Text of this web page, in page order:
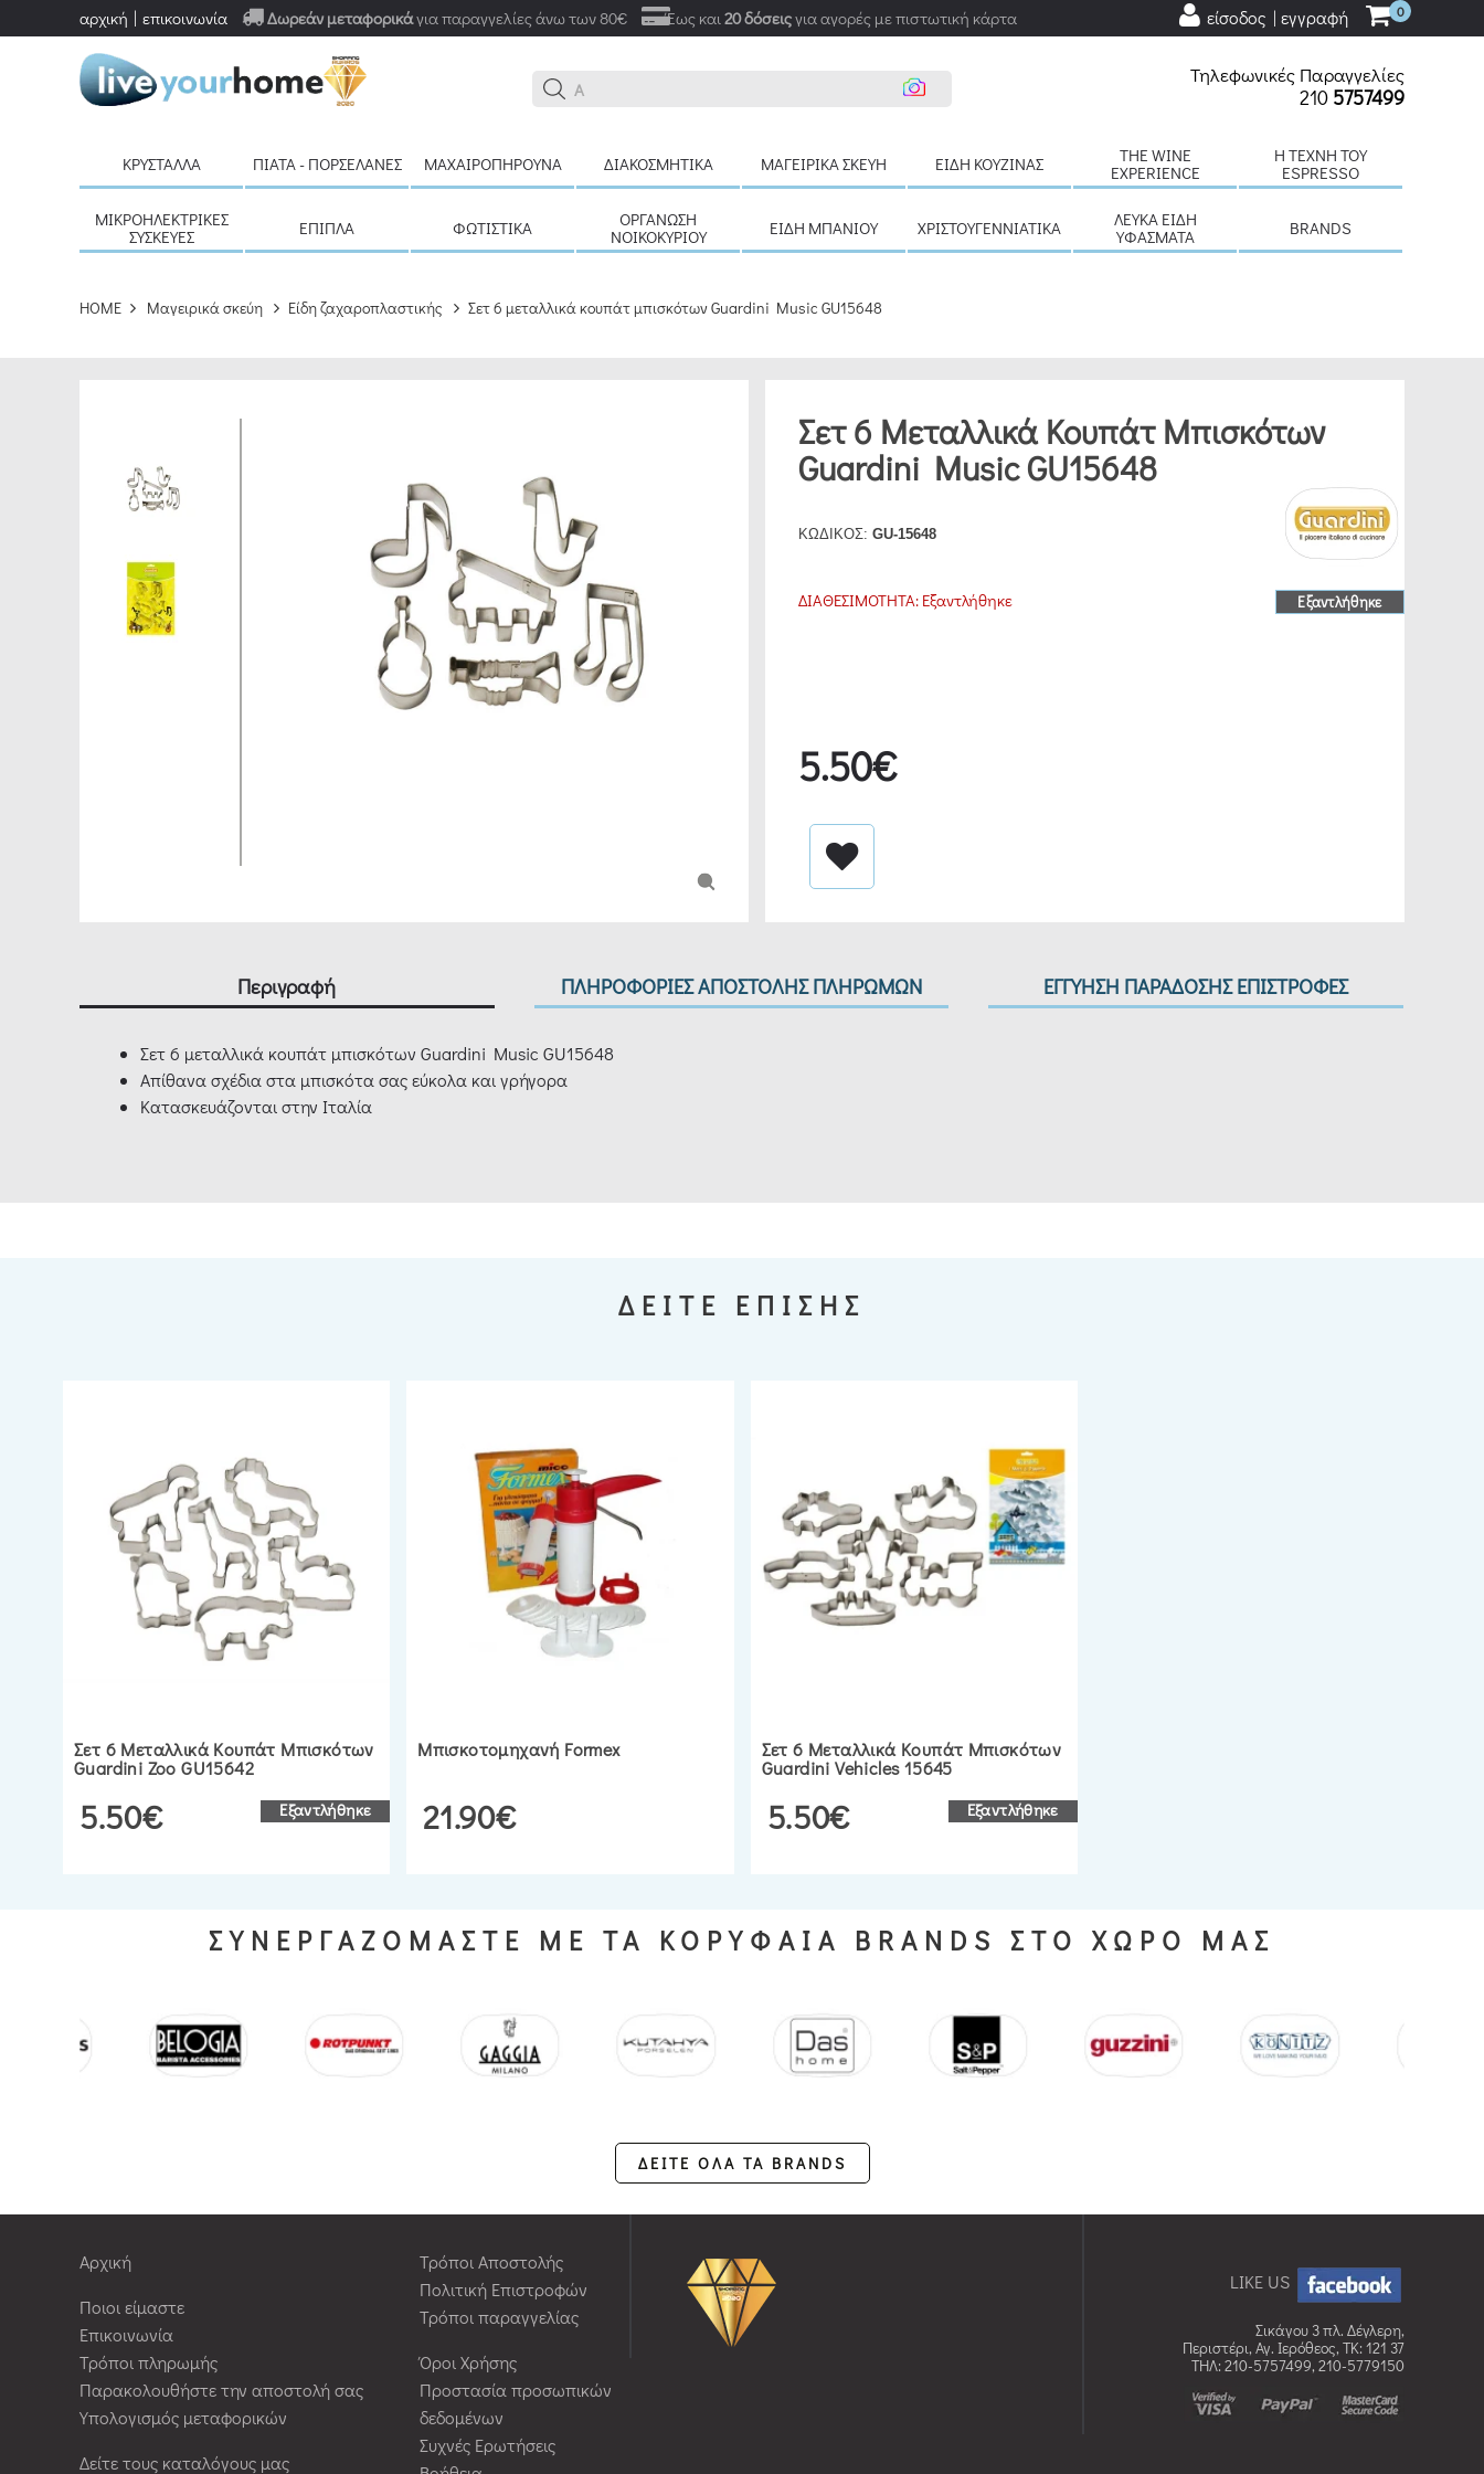
Δωρεάν μεταφορικάγια παραγγελίες άνω των 80€ Έως και20 δόσειςγια αγορές με πιστωτική κάρτα
αρχική επικοινωνία 0
είσοδος | εγγραφή
Αναζήτ
Τηλεφωνικές Παραγγελίες
210 5757499
ΚΡΎΣΤΑΛΛΑ ΠΙΆΤΑ - ΠΟΡΣΕΛΆΝΕΣ ΜΑΧΑΙΡΟΠΉΡΟΥΝΑ ΔΙΑΚΟΣΜΗΤΙΚΆ ΜΑΓΕΙΡΙΚΆ ΣΚΕΎΗ ΕΊΔΗ ΚΟΥΖΊΝΑΣ
THE WINE
EXPERIENCE
H ΤΈΧΝΗ ΤΟΥ
ESPRESSO
ΜΙΚΡΟΗΛΕΚΤΡΙΚΈΣ
ΣΥΣΚΕΥΈΣ
ΈΠΙΠΛΑ ΦΩΤΙΣΤΙΚΆ
ΟΡΓΆΝΩΣΗ
ΝΟΙΚΟΚΥΡΙΟΎ
ΕΊΔΗ ΜΠΆΝΙΟΥ ΧΡΙΣΤΟΥΓΕΝΝΙΆΤΙΚΑ
ΛΕΥΚΆ ΕΊΔΗ
ΥΦΆΣΜΑΤΑ
BRANDS
HOME Μαγειρικά σκεύη Είδη ζαχαροπλαστικής Σετ 6 μεταλλικά κουπάτ μπισκότων Guardini Music GU15648
Σετ 6 Μεταλλικά Κουπάτ Μπισκότων
Guardini Music GU15648
ΚΩΔΙΚΟΣ: GU-15648
Εξαντλήθηκε
ΔΙΑΘΕΣΙΜΟΤΗΤΑ: Εξαντλήθηκε
5.50€
Περιγραφή ΠΛΗΡΟΦΟΡΙΕΣ ΑΠΟΣΤΟΛΗΣ ΠΛΗΡΩΜΩΝ ΕΓΓΥΗΣΗ ΠΑΡΑΔΟΣΗΣ ΕΠΙΣΤΡΟΦΕΣ
Σετ 6 μεταλλικά κουπάτ μπισκότων Guardini Music GU15648
Απίθανα σχέδια στα μπισκότα σας εύκολα και γρήγορα
Κατασκευάζονται στην Ιταλία
ΔΕΙΤΕ ΕΠΙΣΗΣ
Σετ 6 Μεταλλικά Κουπάτ Μπισκότων
Guardini Zoo GU15642
5.50€ Εξαντλήθηκε
Μπισκοτομηχανή Formex
21.90€
Σετ 6 Μεταλλικά Κουπάτ Μπισκότων
Guardini Vehicles 15645
5.50€ Εξαντλήθηκε
ΣΥΝΕΡΓΑΖΟΜΑΣΤΕ ΜΕ ΤΑ ΚΟΡΥΦΑΙΑ BRANDS ΣΤΟ ΧΩΡΟ ΜΑΣ
ΔΕΙΤΕ ΟΛΑ ΤΑ BRANDS
Αρχική
Ποιοι είμαστε
Επικοινωνία
Τρόποι πληρωμής
Παρακολουθήστε την αποστολή σας
Υπολογισμός μεταφορικών
Δείτε τους καταλόγους μας
Τρόποι Αποστολής
Πολιτική Επιστροφών
Τρόποι παραγγελίας
Όροι Χρήσης
Προστασία προσωπικών
δεδομένων
Συχνές Ερωτήσεις
LIKE US
Σικάγου 3 πλ. Δέγλερη,
Περιστέρι, Αγ. Ιερόθεος, TK: 121 37
ΤΗΛ: 210-5757499, 210-5779150